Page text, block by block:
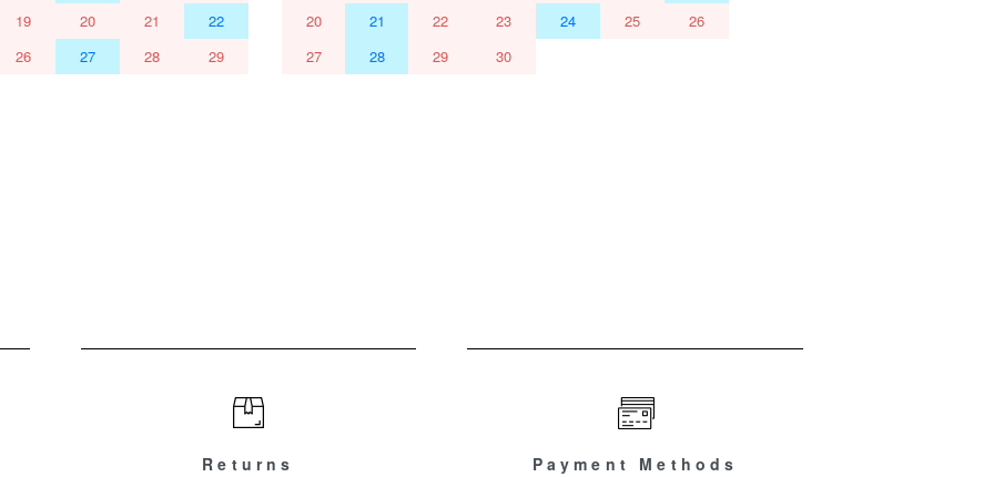
19
20 21
22
26
27 28 29
20
21 22 23 24 25
26
27
28 29 30
Returns Payment Methods